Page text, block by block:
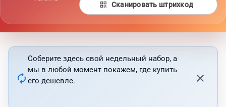
qr_code Сканировать штрихкод
autorenew
Соберите здесь свой недельный набор, а
мы в любой момент покажем, где купить
его дешевле.
close